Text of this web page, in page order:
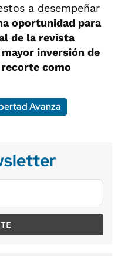
a desempeñar
oportunidad para
de la revista
inversión de
como
Avanza